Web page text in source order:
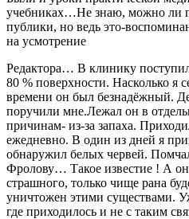
учебниках…Не знаю, можно ли
публики, но ведь это-
на усмотрение
Редактора… В клинику
80 % поверхности. Насколько я
времени он был безнадёжный.
поручили мне.Лежал он в
причинам- из-за запаха.
ежедневно. В один из дней я
обнаружил белых червей.
Фролову… Такое известие ! А
страшного, только чище рана
уничтожен этими существами.
где приходилось и не с таким